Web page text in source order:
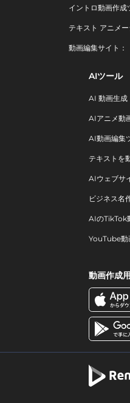
イントロ動画作成
テキスト アニメ
動画編集サイト：
AIツール
AI 動画生成
AIアニメ動
AI動画編集
テキストを
AIウェブサ
ビジネス名
AIのTikTok
YouTube動
動画作成